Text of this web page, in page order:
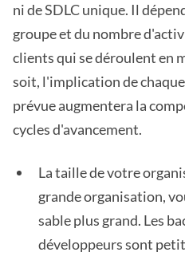
ni de SDLC unique. Il
groupe et du nombre
clients qui se déroulent en
soit, l'implication de
prévue augmentera la
cycles d'avancement.
La taille de votre
grande organisation,
sable plus grand. Les
développeurs sont